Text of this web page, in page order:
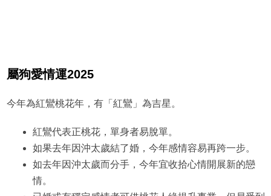
屬狗愛情運2025
今年為紅鸞桃花年，有「紅鸞」為吉星。
紅鸞代表正桃花，單身者易脫單。
如果去年因沖太歲結了婚，今年感情容易再跨一步。
如去年因沖太歲而分手，今年宜收拾心情開展新的戀
情。